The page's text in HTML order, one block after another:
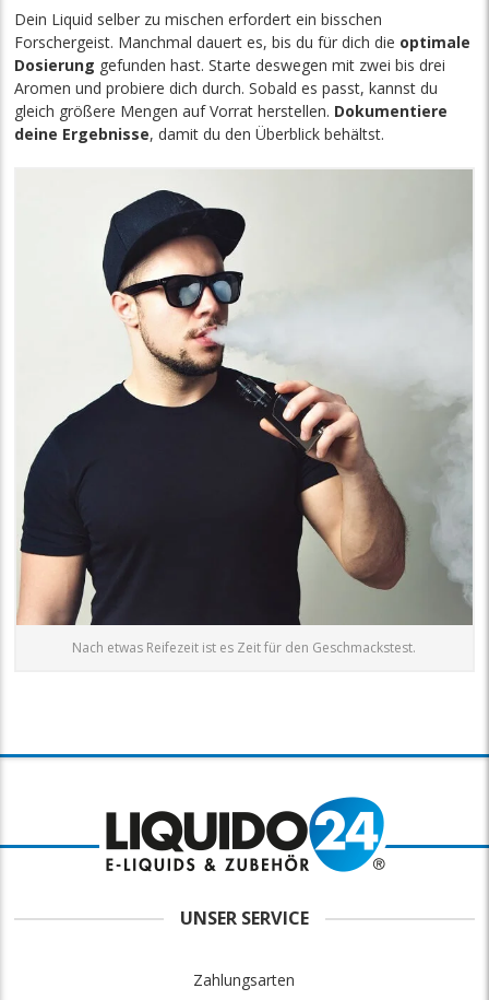
Dein Liquid selber zu mischen erfordert ein bisschen
Forschergeist. Manchmal dauert es, bis du für dich die optimale
Dosierung gefunden hast. Starte deswegen mit zwei bis drei
Aromen und probiere dich durch. Sobald es passt, kannst du
gleich größere Mengen auf Vorrat herstellen. Dokumentiere
deine Ergebnisse, damit du den Überblick behältst.
Nach etwas Reifezeit ist es Zeit für den Geschmackstest.
UNSER SERVICE
Zahlungsarten